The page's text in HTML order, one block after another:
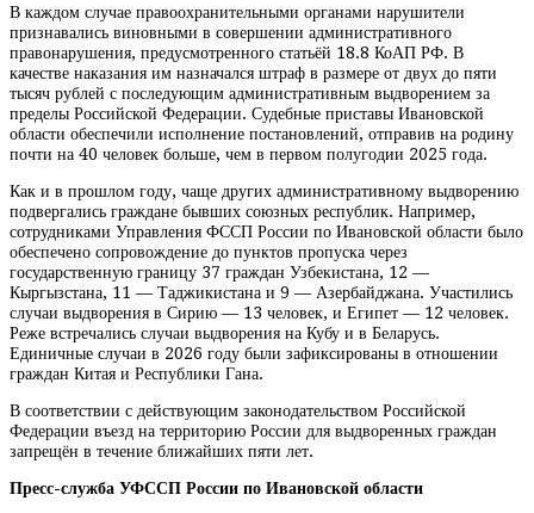
В каждом случае правоохранительными органами нарушители
признавались виновными в совершении административного
правонарушения, предусмотренного статьёй 18.8 КоАП РФ. В
качестве наказания им назначался штраф в размере от двух до пяти
тысяч рублей с последующим административным выдворением за
пределы Российской Федерации. Судебные приставы Ивановской
области обеспечили исполнение постановлений, отправив на родину
почти на 40 человек больше, чем в первом полугодии 2025 года.
Как и в прошлом году, чаще других административному выдворению
подвергались граждане бывших союзных республик. Например,
сотрудниками Управления ФССП России по Ивановской области было
обеспечено сопровождение до пунктов пропуска через
государственную границу 37 граждан Узбекистана, 12 —
Кыргызстана, 11 — Таджикистана и 9 — Азербайджана. Участились
случаи выдворения в Сирию — 13 человек, и Египет — 12 человек.
Реже встречались случаи выдворения на Кубу и в Беларусь.
Единичные случаи в 2026 году были зафиксированы в отношении
граждан Китая и Республики Гана.
В соответствии с действующим законодательством Российской
Федерации въезд на территорию России для выдворенных граждан
запрещён в течение ближайших пяти лет.
Пресс-служба УФССП России по Ивановской области